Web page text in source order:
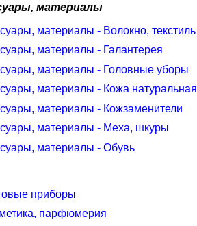
материалы
материалы - Волокно, текстиль
материалы - Галантерея
материалы - Головные уборы
материалы - Кожа натуральная
материалы - Кожзаменители
материалы - Меха, шкуры
материалы - Обувь
приборы
парфюмерия